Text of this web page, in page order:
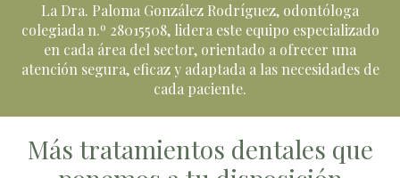
La Dra. Paloma González Rodríguez, odontóloga
colegiada n.º 28015508, lidera este equipo especializado
en cada área del sector, orientado a ofrecer una
atención segura, eficaz y adaptada a las necesidades de
cada paciente.
Más tratamientos dentales que